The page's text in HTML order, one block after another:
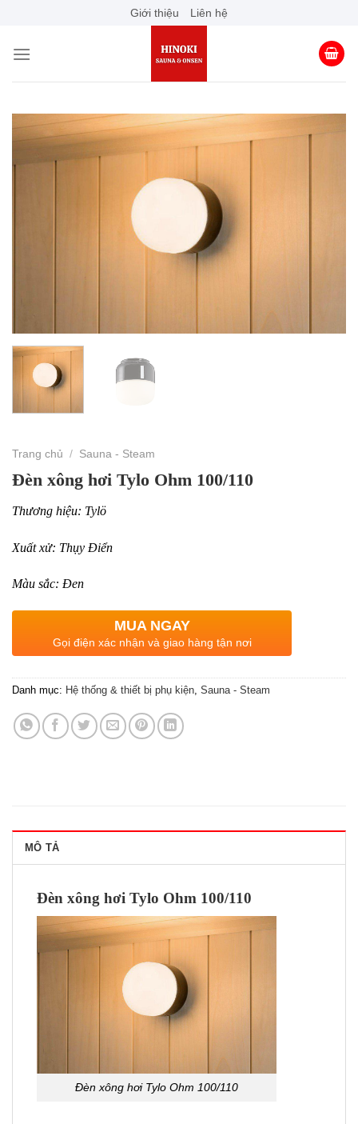
content
Giới thiệu Liên hệ
Trang chủ / Sauna - Steam
Đèn xông hơi Tylo Ohm 100/110
Thương hiệu: Tylö
Xuất xử: Thụy Điển
Màu sắc: Đen
MUA NGAY
Gọi điện xác nhận và giao hàng tận nơi
Danh mục: Hệ thống & thiết bị phụ kiện, Sauna - Steam
MÔ TẢ
Đèn xông hơi Tylo Ohm 100/110
Đèn xông hơi Tylo Ohm 100/110